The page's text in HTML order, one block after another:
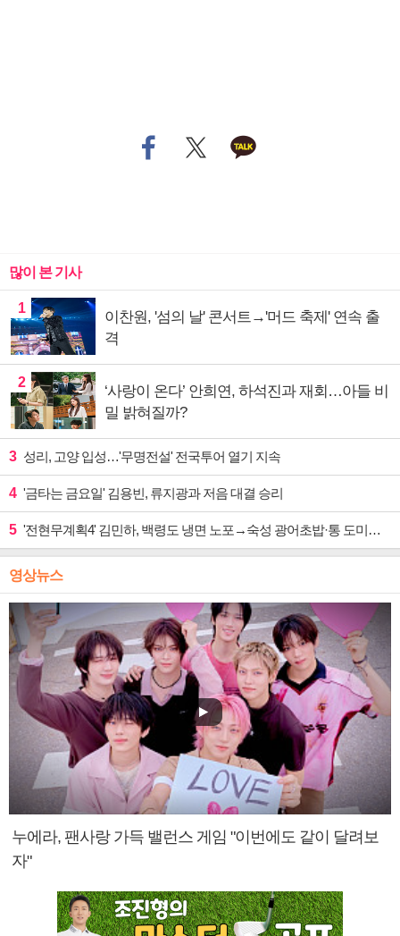
많이 본 기사
1
이찬원, '섬의 날' 콘서트→'머드 축제' 연속 출
격
2
‘사랑이 온다’ 안희연, 하석진과 재회…아들 비
밀 밝혀질까?
3 성리, 고양 입성…'무명전설' 전국투어 열기 지속
4 '금타는 금요일' 김용빈, 류지광과 저음 대결 승리
5 '전현무계획4' 김민하, 백령도 냉면 노포→숙성 광어초밥·통 도미찜 맛집 탐방
영상뉴스
누에라, 팬사랑 가득 밸런스 게임 "이번에도 같이 달려보
자"